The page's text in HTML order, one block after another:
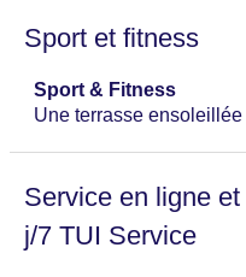
Sport et fitness
Sport & Fitness
Une terrasse
Service en ligne
j/7 TUI Service